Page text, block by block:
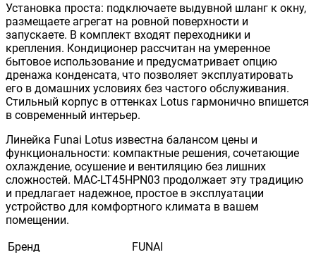
Установка проста: подключаете выдувной шланг к окну,
размещаете агрегат на ровной поверхности и
запускаете. В комплект входят переходники и
крепления. Кондиционер рассчитан на умеренное
бытовое использование и предусматривает опцию
дренажа конденсата, что позволяет эксплуатировать
его в домашних условиях без частого обслуживания.
Стильный корпус в оттенках Lotus гармонично впишется
в современный интерьер.
Линейка Funai Lotus известна балансом цены и
функциональности: компактные решения, сочетающие
охлаждение, осушение и вентиляцию без лишних
сложностей. MAC-LT45HPN03 продолжает эту традицию
и предлагает надежное, простое в эксплуатации
устройство для комфортного климата в вашем
помещении.
Бренд
FUNAI